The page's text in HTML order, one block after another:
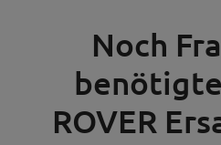
Noch
ROVER